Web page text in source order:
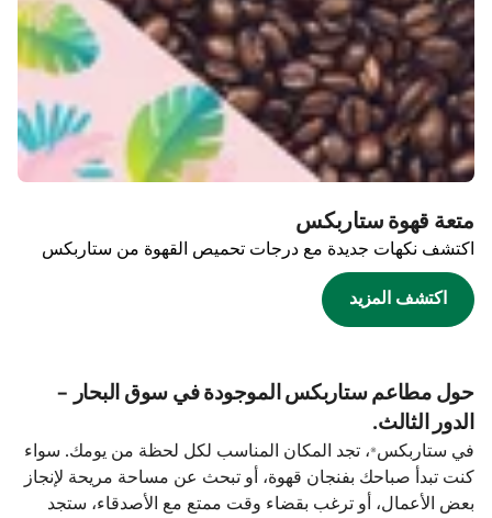
متعة قهوة ستاربكس
اكتشف نكهات جديدة مع درجات تحميص القهوة من ستاربكس
اكتشف المزيد
حول مطاعم ستاربكس الموجودة في سوق البحار -
الدور الثالث.
في ستاربكس®، تجد المكان المناسب لكل لحظة من يومك. سواء
كنت تبدأ صباحك بفنجان قهوة، أو تبحث عن مساحة مريحة لإنجاز
بعض الأعمال، أو ترغب بقضاء وقت ممتع مع الأصدقاء، ستجد